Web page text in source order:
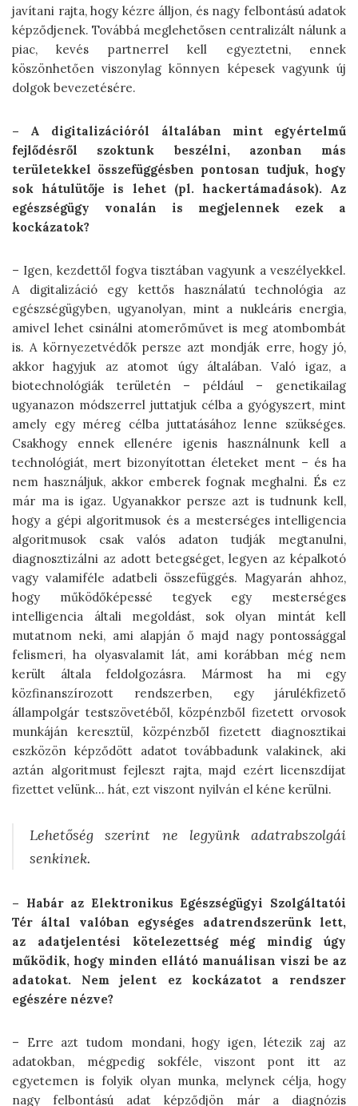
javítani rajta, hogy kézre álljon, és nagy felbontású adatok
képződjenek. Továbbá meglehetősen centralizált nálunk a
piac, kevés partnerrel kell egyeztetni, ennek
köszönhetően viszonylag könnyen képesek vagyunk új
dolgok bevezetésére.
– A digitalizációról általában mint egyértelmű
fejlődésről szoktunk beszélni, azonban más
területekkel összefüggésben pontosan tudjuk, hogy
sok hátulütője is lehet (pl. hackertámadások). Az
egészségügy vonalán is megjelennek ezek a
kockázatok?
– Igen, kezdettől fogva tisztában vagyunk a veszélyekkel.
A digitalizáció egy kettős használatú technológia az
egészségügyben, ugyanolyan, mint a nukleáris energia,
amivel lehet csinálni atomerőművet is meg atombombát
is. A környezetvédők persze azt mondják erre, hogy jó,
akkor hagyjuk az atomot úgy általában. Való igaz, a
biotechnológiák területén – például – genetikailag
ugyanazon módszerrel juttatjuk célba a gyógyszert, mint
amely egy méreg célba juttatásához lenne szükséges.
Csakhogy ennek ellenére igenis használnunk kell a
technológiát, mert bizonyítottan életeket ment – és ha
nem használjuk, akkor emberek fognak meghalni. És ez
már ma is igaz. Ugyanakkor persze azt is tudnunk kell,
hogy a gépi algoritmusok és a mesterséges intelligencia
algoritmusok csak valós adaton tudják megtanulni,
diagnosztizálni az adott betegséget, legyen az képalkotó
vagy valamiféle adatbeli összefüggés. Magyarán ahhoz,
hogy működőképessé tegyek egy mesterséges
intelligencia általi megoldást, sok olyan mintát kell
mutatnom neki, ami alapján ő majd nagy pontossággal
felismeri, ha olyasvalamit lát, ami korábban még nem
került általa feldolgozásra. Mármost ha mi egy
közfinanszírozott rendszerben, egy járulékfizető
állampolgár testszövetéből, közpénzből fizetett orvosok
munkáján keresztül, közpénzből fizetett diagnosztikai
eszközön képződött adatot továbbadunk valakinek, aki
aztán algoritmust fejleszt rajta, majd ezért licenszdíjat
fizettet velünk… hát, ezt viszont nyilván el kéne kerülni.
Lehetőség szerint ne legyünk adatrabszolgái
senkinek.
– Habár az Elektronikus Egészségügyi Szolgáltatói
Tér által valóban egységes adatrendszerünk lett,
az adatjelentési kötelezettség még mindig úgy
működik, hogy minden ellátó manuálisan viszi be az
adatokat. Nem jelent ez kockázatot a rendszer
egészére nézve?
– Erre azt tudom mondani, hogy igen, létezik zaj az
adatokban, mégpedig sokféle, viszont pont itt az
egyetemen is folyik olyan munka, melynek célja, hogy
nagy felbontású adat képződjön már a diagnózis